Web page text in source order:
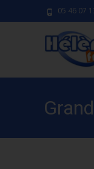
05 46 07